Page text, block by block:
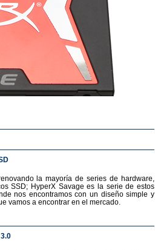
la mayoría de series de hardware,
SSD; HyperX Savage es la serie de estos
nos encontramos con un diseño simple y
vamos a encontrar en el mercado.